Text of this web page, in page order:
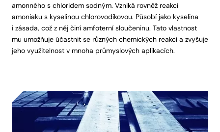
amonného s chloridem sodným. Vzniká rovněž reakcí
amoniaku s kyselinou chlorovodíkovou. Působí jako kyselina
i zásada, což z něj činí amfoterní sloučeninu. Tato vlastnost
mu umožňuje účastnit se různých chemických reakcí a zvyšuje
jeho využitelnost v mnoha průmyslových aplikacích.